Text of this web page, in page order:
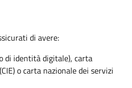
di avere:
di identità digitale), carta
o carta nazionale dei servizi